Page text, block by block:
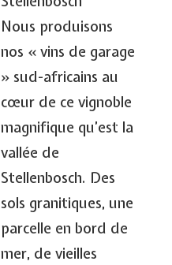
Nous produisons
nos « vins de garage
» sud-africains au
cœur de ce vignoble
magnifique qu’est la
vallée de
Stellenbosch. Des
sols granitiques, une
parcelle en bord de
mer, de vieilles